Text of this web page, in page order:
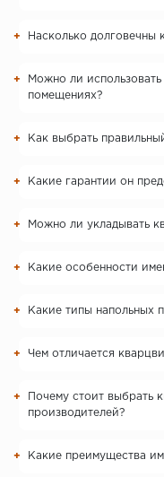
Насколько долговечны
Можно ли
помещениях?
Как выбрать
Какие гарантии он
Можно ли укладывать
Какие особенности
Какие типы напольных
Чем отличается
Почему стоит выбрать
производителей?
Какие преимущества